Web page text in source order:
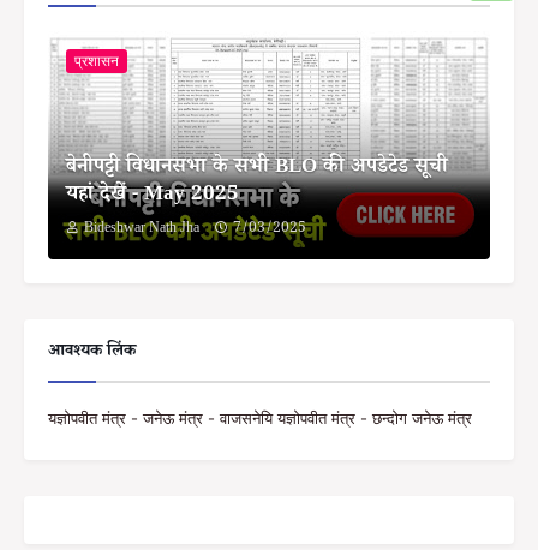
प्रशासन
बेनीपट्टी विधानसभा के सभी BLO की अपडेटेड सूची
यहां देखें - May 2025
Bideshwar Nath Jha 7/03/2025
आवश्यक लिंक
यज्ञोपवीत मंत्र - जनेऊ मंत्र - वाजसनेयि यज्ञोपवीत मंत्र - छन्दोग जनेऊ मंत्र